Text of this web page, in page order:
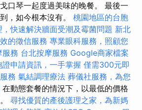
口琴一起度過美味的晚餐。 最後一
，如今根本沒有。 桃園地區的台胞
，快速解決牆面受潮及霉菌問題 新北
的徵信服務 專業眼科服務，照顧您
服務 台北按摩服務 Google商家檔案
申請資訊，一手掌握 僅需300元即
務 氣結調理療法 葬儀社服務，為您
在動態套餐的情況下，以最低的價格
尋找優質的產後護理之家，為新媽